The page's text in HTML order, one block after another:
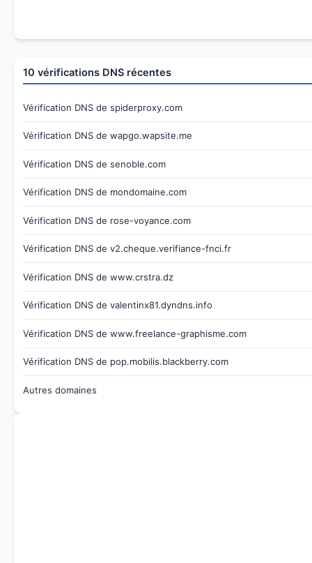
10 vérifications DNS récentes
Vérification DNS de spiderproxy.com
Vérification DNS de wapgo.wapsite.me
Vérification DNS de senoble.com
Vérification DNS de mondomaine.com
Vérification DNS de rose-voyance.com
Vérification DNS de v2.cheque.verifiance-fnci.fr
Vérification DNS de www.crstra.dz
Vérification DNS de valentinx81.dyndns.info
Vérification DNS de www.freelance-graphisme.com
Vérification DNS de pop.mobilis.blackberry.com
Autres domaines